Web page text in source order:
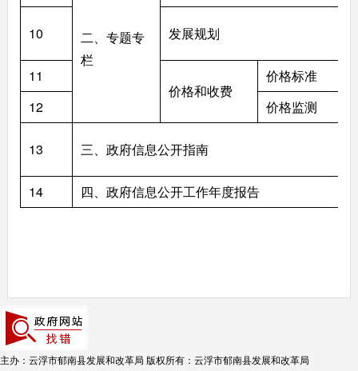
二、专题专
栏
10 发展规划
11
价格和收费
价格标准
12
价格监测
13 三、政府信息公开指南
14 四、政府信息公开工作年度报告
主办：云浮市郁南县发展和改革局 版权所有：云浮市郁南县发展和改革局